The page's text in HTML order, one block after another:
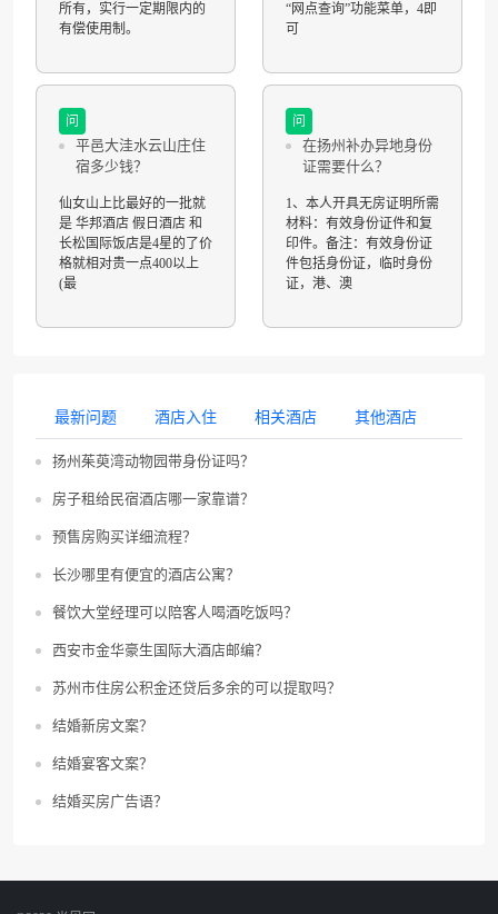
所有，实行一定期限内的
有偿使用制。
“网点查询”功能菜单，4即
可
问
平邑大洼水云山庄住
宿多少钱？
仙女山上比最好的一批就
是 华邦酒店 假日酒店 和
长松国际饭店是4星的了价
格就相对贵一点400以上
(最
问
在扬州补办异地身份
证需要什么？
1、本人开具无房证明所需
材料：有效身份证件和复
印件。备注：有效身份证
件包括身份证，临时身份
证，港、澳
最新问题 酒店入住 相关酒店 其他酒店
扬州茱萸湾动物园带身份证吗？
房子租给民宿酒店哪一家靠谱？
预售房购买详细流程？
长沙哪里有便宜的酒店公寓？
餐饮大堂经理可以陪客人喝酒吃饭吗？
西安市金华豪生国际大酒店邮编？
苏州市住房公积金还贷后多余的可以提取吗？
结婚新房文案？
结婚宴客文案？
结婚买房广告语？